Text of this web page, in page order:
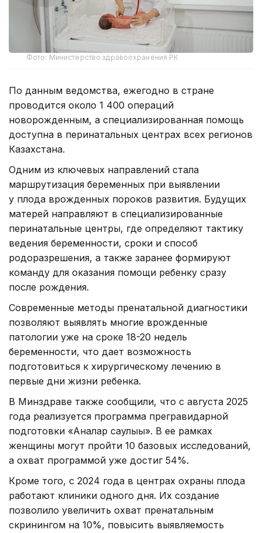
Фото: Министерство здравоохранения РК
По данным ведомства, ежегодно в стране
проводится около 1 400 операций
новорожденным, а специализированная помощь
доступна в перинатальных центрах всех регионов
Казахстана.
Одним из ключевых направлений стала
маршрутизация беременных при выявлении
у плода врожденных пороков развития. Будущих
матерей направляют в специализированные
перинатальные центры, где определяют тактику
ведения беременности, сроки и способ
родоразрешения, а также заранее формируют
команду для оказания помощи ребенку сразу
после рождения.
Современные методы пренатальной диагностики
позволяют выявлять многие врожденные
патологии уже на сроке 18-20 недель
беременности, что дает возможность
подготовиться к хирургическому лечению в
первые дни жизни ребенка.
В Минздраве также сообщили, что с августа 2025
года реализуется программа прегравидарной
подготовки «Аналар саулығы». В ее рамках
женщины могут пройти 10 базовых исследований,
а охват программой уже достиг 54%.
Кроме того, с 2024 года в центрах охраны плода
работают клиники одного дня. Их создание
позволило увеличить охват пренатальным
скринингом на 10%, повысить выявляемость